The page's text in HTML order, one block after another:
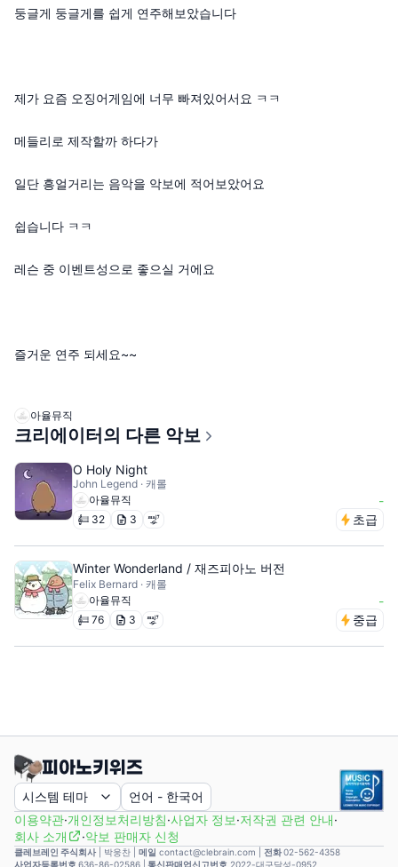
둥글게 둥글게를 쉽게 연주해보았습니다
제가 요즘 오징어게임에 너무 빠져있어서요 ㅋㅋ
메들리로 제작할까 하다가
일단 흥얼거리는 음악을 악보에 적어보았어요
쉽습니다 ㅋㅋ
레슨 중 이벤트성으로 좋으실 거에요
즐거운 연주 되세요~~
아율뮤직
크리에이터의 다른 악보
O Holy Night
John Legend · 캐롤
아율뮤직
-
32 3 초급
Winter Wonderland / 재즈피아노 버전
Felix Bernard · 캐롤
아율뮤직
-
76 3 중급
시스템 테마 언어 - 한국어
이용약관·개인정보처리방침·사업자 정보·저작권 관련 안내·
회사 소개
·악보 판매자 신청
클레브레인 주식회사| 박웅찬 메일 contact@clebrain.com | 전화02-562-4358
사업자등록번호 636-86-02586 | 통신판매업신고번호 2022-대구달성-0952